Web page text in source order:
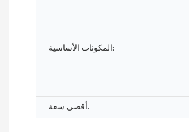
المكونات الأساسية:
أقصى سعة: